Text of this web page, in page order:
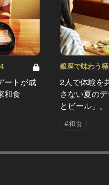
ートが成
和食
銀座で味わう
2人で体験を
さない夏の
とビール」。
#和食